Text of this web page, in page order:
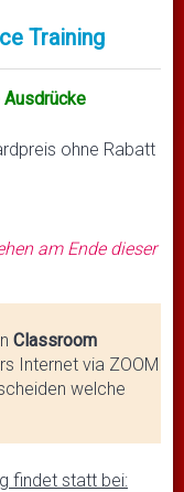
Training
Ausdrücke
ohne Rabatt
am Ende dieser
Classroom
Internet via ZOOM
welche
findet statt bei: